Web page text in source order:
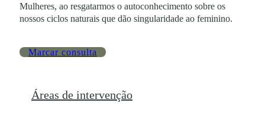
Mulheres, ao resgatarmos o autoconhecimento sobre os
nossos ciclos naturais que dão singularidade ao feminino.
Marcar consulta
Áreas de intervenção